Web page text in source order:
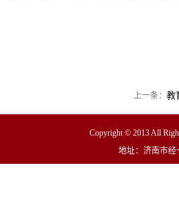
上一条： 教
Copyright © 2013 All
地址：济南市经